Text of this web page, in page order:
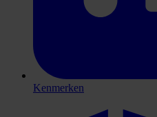
Kenmerken